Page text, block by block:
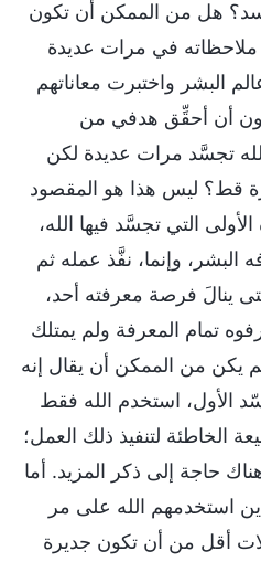
هل من الممكن أن تكون
ملاحظاته في مرات عديدة
البشر واختبرت معاناتهم
دون أن أحقِّق هدفي من
تجسَّد مرات عديدة لكن
قط؟ ليس هذا هو المقصود
التي تجسَّد فيها الله،
البشر، وإنما، نفَّذ عمله ثم
ينالَ فرصة معرفته أحد،
تمام المعرفة ولم يمتلك
يكن من الممكن أن يقال إنه
الأول، استخدم الله فقط
الخاطئة لتنفيذ ذلك العمل؛
حاجة إلى ذكر المزيد. أما
استخدمهم الله على مر
أقل من أن تكون جديرة